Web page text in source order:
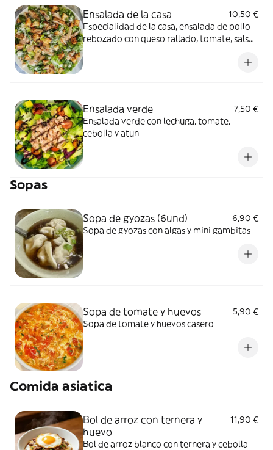
Ensalada de la casa
10,50 €
Especialidad de la casa, ensalada de pollo
rebozado con queso rallado, tomate, salsa
Ensalada verde
7,50 €
Ensalada verde con lechuga, tomate,
cebolla y atun
Sopas
Sopa de gyozas (6und)
6,90 €
Sopa de gyozas con algas y mini gambitas
Sopa de tomate y huevos
5,90 €
Sopa de tomate y huevos casero
Comida asiatica
Bol de arroz con ternera y
huevo
11,90 €
Bol de arroz blanco con ternera y cebolla